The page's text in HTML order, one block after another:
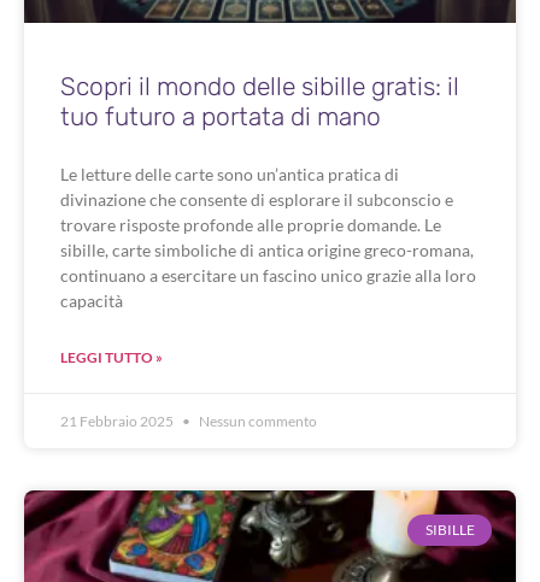
Scopri il mondo delle sibille gratis: il
tuo futuro a portata di mano
Le letture delle carte sono un’antica pratica di
divinazione che consente di esplorare il subconscio e
trovare risposte profonde alle proprie domande. Le
sibille, carte simboliche di antica origine greco-romana,
continuano a esercitare un fascino unico grazie alla loro
capacità
LEGGI TUTTO »
21 Febbraio 2025 Nessun commento
SIBILLE